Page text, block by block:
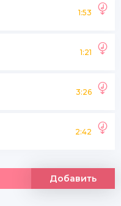
1:53
1:21
3:26
2:42
Добавить